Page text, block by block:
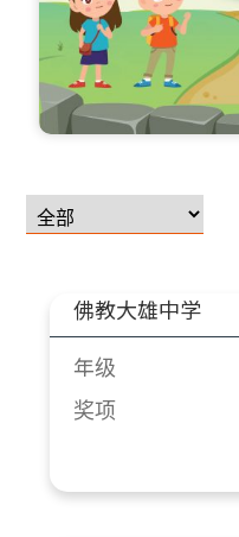
佛教大雄中学
年级
奖项